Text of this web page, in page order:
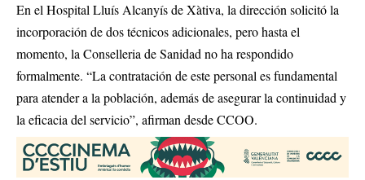
En el Hospital Lluís Alcanyís de Xàtiva, la dirección solicitó la
incorporación de dos técnicos adicionales, pero hasta el
momento, la Conselleria de Sanidad no ha respondido
formalmente. “La contratación de este personal es fundamental
para atender a la población, además de asegurar la continuidad y
la eficacia del servicio”, afirman desde CCOO.